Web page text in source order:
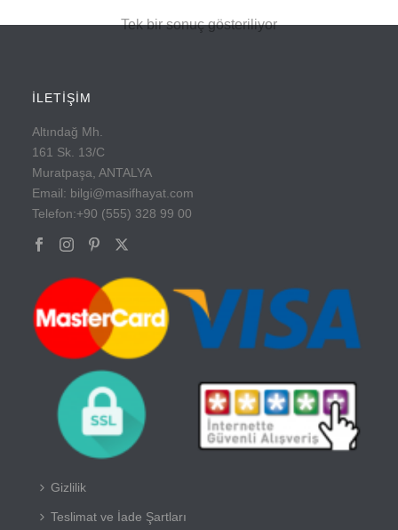
Tek bir sonuç gösteriliyor
İLETİŞİM
Altındağ Mh.
161 Sk. 13/C
Muratpaşa, ANTALYA
Email: bilgi@masifhayat.com
Telefon:+90 (555) 328 99 00
Gizlilik
Teslimat ve İade Şartları